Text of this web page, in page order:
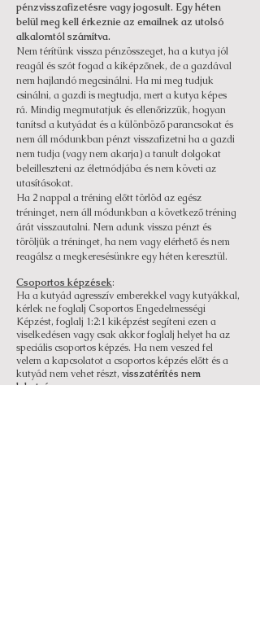
pénzvisszafizetésre vagy jogosult. Egy héten
belül meg kell érkeznie az emailnek az utolsó
alkalomtól számítva.
Nem térítünk vissza pénzösszeget, ha a kutya jól
reagál és szót fogad a kiképzőnek, de a gazdával
nem hajlandó megcsinálni. Ha mi meg tudjuk
csinálni, a gazdi is megtudja, mert a kutya képes
rá. Mindig megmutatjuk és ellenőrizzük, hogyan
tanítsd a kutyádat és a különböző parancsokat és
nem áll módunkban pénzt visszafizetni ha a gazdi
nem tudja (vagy nem akarja) a tanult dolgokat
beleilleszteni az életmódjába és nem követi az
utasításokat.
Ha 2 nappal a tréning előtt törlöd az egész
tréninget, nem áll módunkban a következő tréning
árát visszautalni. Nem adunk vissza pénzt és
töröljük a tréninget, ha nem vagy elérhető és nem
reagálsz a megkeresésünkre egy héten keresztül.
Csoportos képzések:
Ha a kutyád agresszív emberekkel vagy kutyákkal,
kérlek ne foglalj Csoportos Engedelmességi
Képzést, foglalj 1:2:1 kiképzést segíteni ezen a
viselkedésen vagy csak akkor foglalj helyet ha az
speciális csoportos képzés. Ha nem veszed fel
velem a kapcsolatot a csoportos képzés előtt és a
kutyád nem vehet részt, visszatérítés nem
lehetséges.